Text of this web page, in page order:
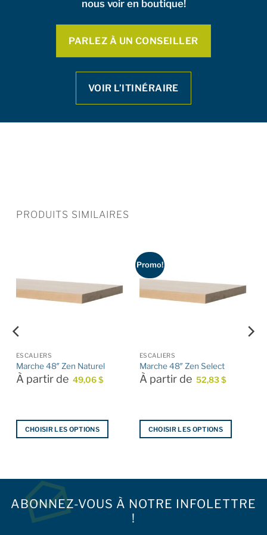
nous voir en boutique!
PARLEZ À UN CONSEILLER
VOIR L’ITINÉRAIRE
PRODUITS SIMILAIRES
ESCALIERS
Marche 48″ Zen Naturel
À partir de 49,06$
CHOISIR LES OPTIONS
plusieurs
variations.
Les
options
Promo!
ESCALIERS
Marche 48″ Zen Select
À partir de 52,83$
CHOISIR LES OPTIONS
plusieurs
Les
ABONNEZ-VOUS À NOTRE INFOLETTRE
!